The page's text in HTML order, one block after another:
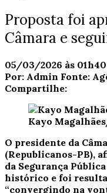
Proposta foi
Câmara e
05/03/2026 às 01h40
Por: Admin Fonte:
Compartilhe:
Kayo
O presidente da
(Republicanos-PB),
da Segurança
histórico e foi
“convergindo na